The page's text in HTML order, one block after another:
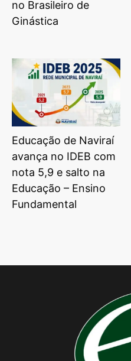
no Brasileiro de
Ginástica
Educação de Naviraí
avança no IDEB com
nota 5,9 e salto na
Educação – Ensino
Fundamental